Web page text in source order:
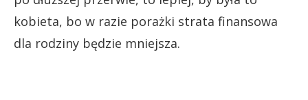
kobieta, bo w razie porażki strata finansowa
dla rodziny będzie mniejsza.